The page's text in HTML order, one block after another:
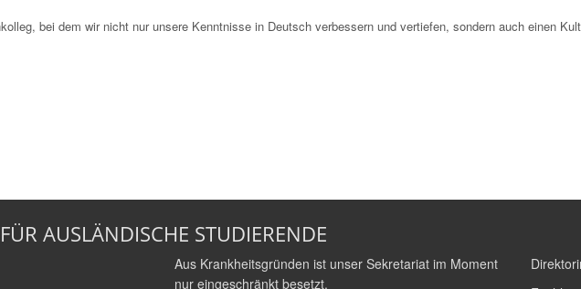
bei dem wir nicht nur unsere Kenntnisse in Deutsch verbessern und vertiefen, sondern auch einen
AUSLÄNDISCHE STUDIERENDE
Aus Krankheitsgründen ist unser Sekretariat im Moment
nur eingeschränkt besetzt.